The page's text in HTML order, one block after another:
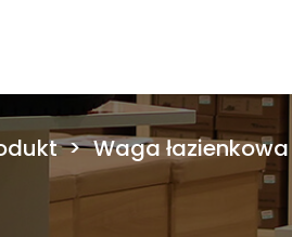
> Waga